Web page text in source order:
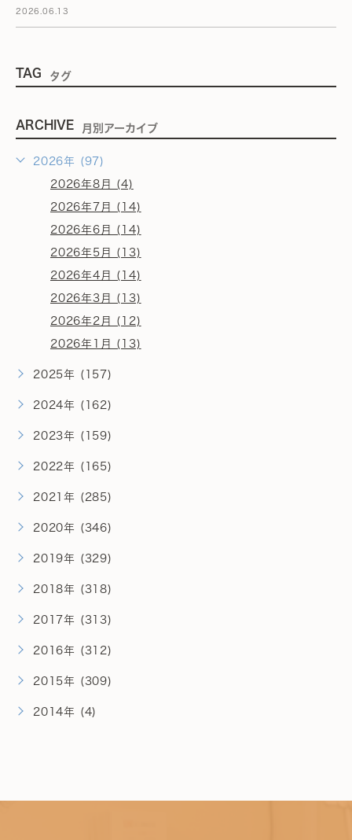
2026.06.13
TAG タグ
ARCHIVE 月別アーカイブ
2026年 (97)
2026年8月 (4)
2026年7月 (14)
2026年6月 (14)
2026年5月 (13)
2026年4月 (14)
2026年3月 (13)
2026年2月 (12)
2026年1月 (13)
2025年 (157)
2024年 (162)
2023年 (159)
2022年 (165)
2021年 (285)
2020年 (346)
2019年 (329)
2018年 (318)
2017年 (313)
2016年 (312)
2015年 (309)
2014年 (4)